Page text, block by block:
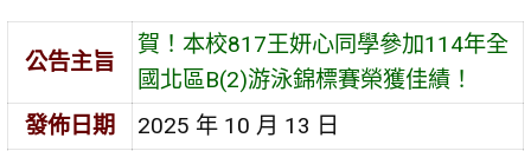
公告主旨
賀！本校817王妍心同學參加114年全
國北區B(2)游泳錦標賽榮獲佳績！
發佈日期
2025 年 10 月 13 日